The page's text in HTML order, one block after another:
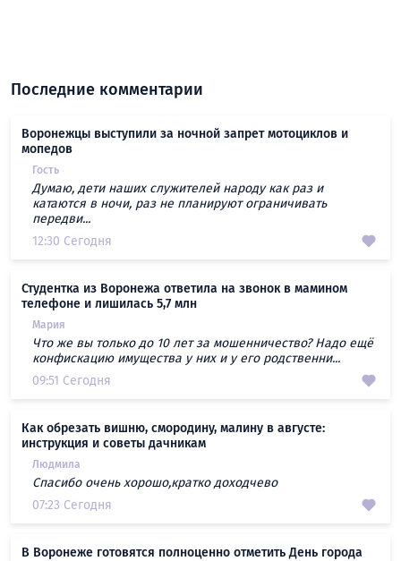
Последние комментарии
Воронежцы выступили за ночной запрет мотоциклов и
мопедов
Гость
Думаю, дети наших служителей народу как раз и
катаются в ночи, раз не планируют ограничивать
передви...
12:30 Сегодня
Студентка из Воронежа ответила на звонок в мамином
телефоне и лишилась 5,7 млн
Мария
Что же вы только до 10 лет за мошенничество? Надо ещё
конфискацию имущества у них и у его родственни...
09:51 Сегодня
Как обрезать вишню, смородину, малину в августе:
инструкция и советы дачникам
Людмила
Спасибо очень хорошо,кратко доходчево
07:23 Сегодня
В Воронеже готовятся полноценно отметить День города